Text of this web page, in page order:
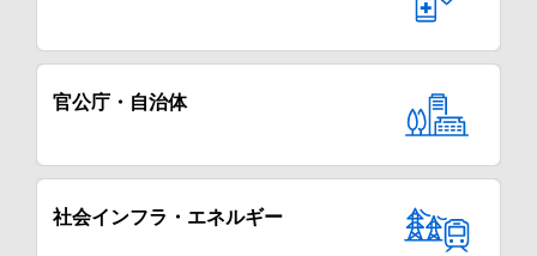
官公庁・自治体
社会インフラ・エネルギー